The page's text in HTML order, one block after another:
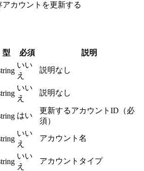
アカウントを更新する
型 必須 説明
いい
え
説明なし
いい
え
説明なし
はい
更新するアカウントID（必
須）
いい
え
アカウント名
いい
え
アカウントタイプ